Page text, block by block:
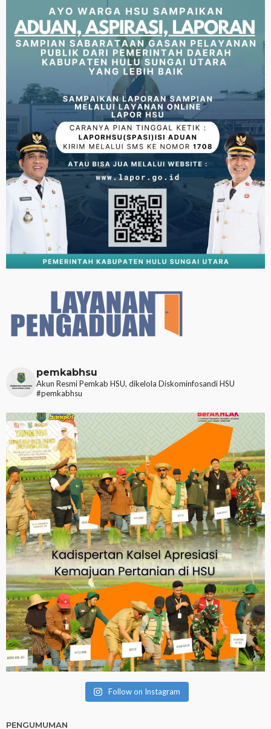
pemkabhsu
Akun Resmi Pemkab HSU, dikelola Diskominfosandi HSU
#pemkabhsu
Follow on Instagram
PENGUMUMAN